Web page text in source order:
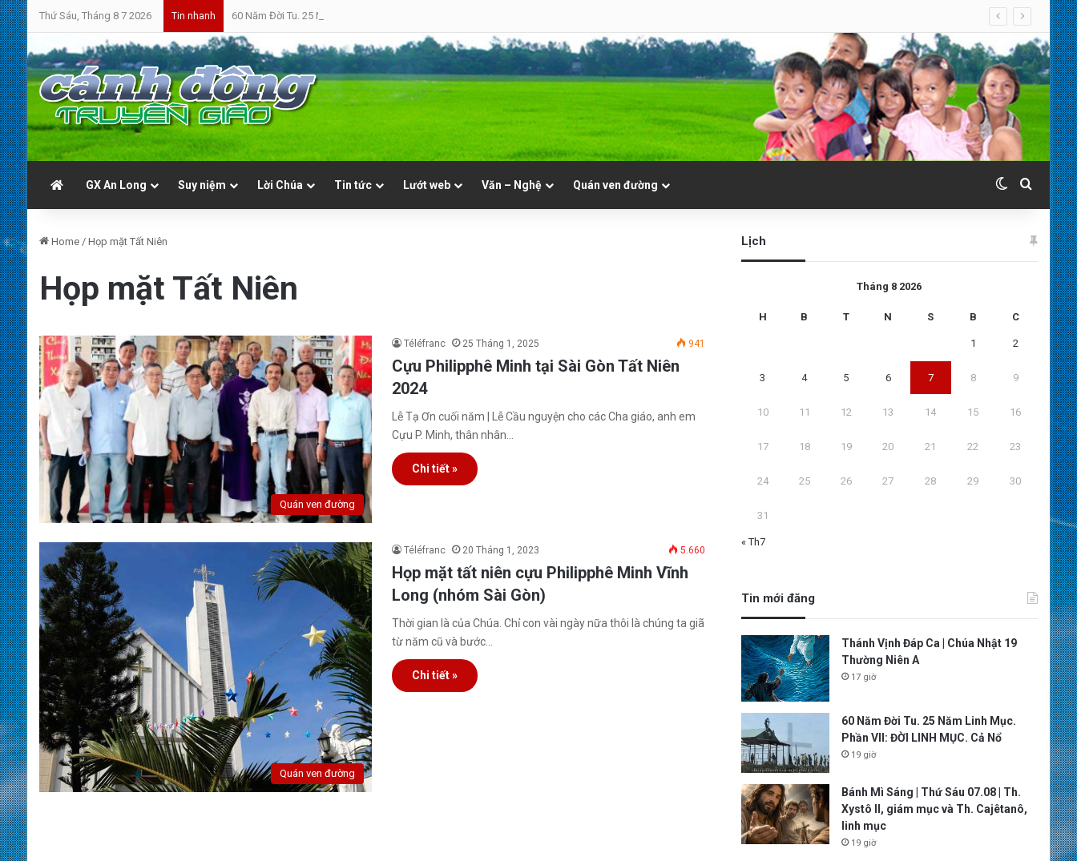
Thứ Sáu, Tháng 8 7 2026 Tin nhanh 60 Năm Đời Tu. 25 Năm Linh Mục. Phần VII: ĐỜI LINH MỤC. Cả Nổ
GX An Long Suy niệm Lời Chúa Tin tức Lướt web Văn – Nghệ Quán ven đường Switch skin
Search
Home / Họp mặt Tất Niên
Họp mặt Tất Niên
Quán ven đường
Téléfranc 25 Tháng 1, 2025 941
Cựu Philipphê Minh tại Sài Gòn Tất Niên
2024
Lễ Tạ Ơn cuối năm | Lễ Cầu nguyện cho các Cha giáo, anh em
Cựu P. Minh, thân nhân…
Chi tiết »
Quán ven đường
Téléfranc 20 Tháng 1, 2023 5.660
Họp mặt tất niên cựu Philipphê Minh Vĩnh
Long (nhóm Sài Gòn)
Thời gian là của Chúa. Chỉ con vài ngày nữa thôi là chúng ta giã
từ năm cũ và bước…
Chi tiết »
Lịch
Tháng 8 2026
H B T N S B C
1 2
3 4 5 6 7 8 9
10 11 12 13 14 15 16
17 18 19 20 21 22 23
24 25 26 27 28 29 30
31
« Th7
Tin mới đăng
Thánh Vịnh Đáp Ca | Chúa Nhật 19
Thường Niên A
17 giờ
60 Năm Đời Tu. 25 Năm Linh Mục.
Phần VII: ĐỜI LINH MỤC. Cả Nổ
19 giờ
Bánh Mì Sáng | Thứ Sáu 07.08 | Th.
Xystô II, giám mục và Th. Cajêtanô,
linh mục
19 giờ